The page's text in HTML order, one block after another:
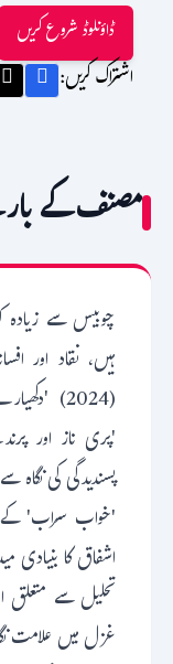
ڈاؤنلوڈ شروع کریں
اشتراک کریں:
مصنف کے
چوبیس سے
ہیں، نقاد اور
'خواب سراب' کے
اشفاق کا بنیادی
تحلیل سے